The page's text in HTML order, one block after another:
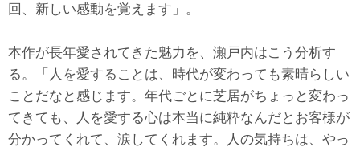
回、新しい感動を覚えます」。
本作が長年愛されてきた魅力を、瀬戸内はこう分析す
る。「人を愛することは、時代が変わっても素晴らしい
ことだなと感じます。年代ごとに芝居がちょっと変わっ
てきても、人を愛する心は本当に純粋なんだとお客様が
分かってくれて、涙してくれます。人の気持ちは、やっ